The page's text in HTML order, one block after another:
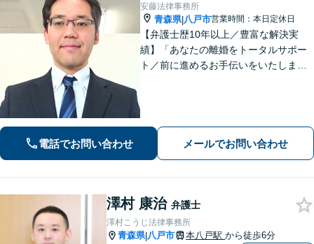
安藤法律事務所
青森県|八戸市営業時間：本日定休日
【弁護士歴10年以上／豊富な解決実
績】「あなたの離婚をトータルサポー
ト／前に進めるお手伝いをいたしま
い」【秘密厳守】【休日・夜間相談あ
電話でお問い合わせ メールでお問い合わせ
澤村 康治 弁護士
澤村こうじ法律事務所
青森県|八戸市 本八戸駅 から徒歩6分